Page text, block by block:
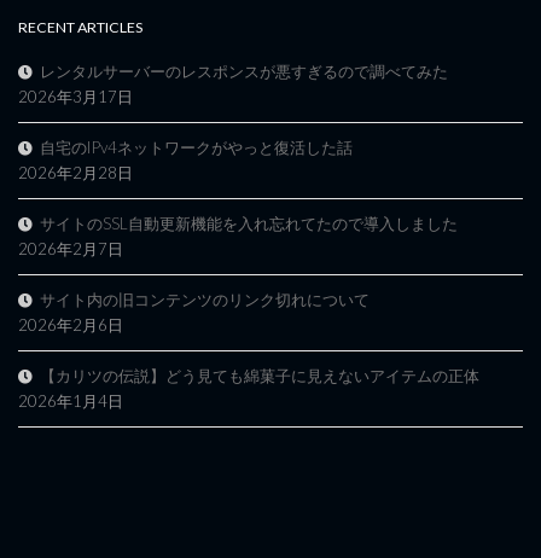
RECENT ARTICLES
レンタルサーバーのレスポンスが悪すぎるので調べてみた
2026年3月17日
自宅のIPv4ネットワークがやっと復活した話
2026年2月28日
サイトのSSL自動更新機能を入れ忘れてたので導入しました
2026年2月7日
サイト内の旧コンテンツのリンク切れについて
2026年2月6日
【カリツの伝説】どう見ても綿菓子に見えないアイテムの正体
2026年1月4日